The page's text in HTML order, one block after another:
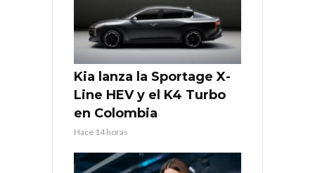
Kia lanza la Sportage X-
Line HEV y el K4 Turbo
en Colombia
Hace 14 horas